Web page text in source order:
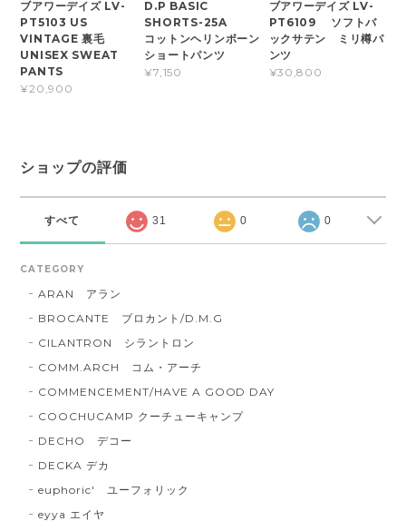
ブアワーデイズ LV-
PT5103 US
VINTAGE 裏毛
UNISEX SWEAT
PANTS
¥20,900
D.P BASIC
SHORTS-25A
コットンヘリンボーン
ショートパンツ
¥7,150
ブアワーデイズ LV-
PT6109 ソフトバ
ックサテン ミリ樽パ
ンツ
¥30,800
ショップの評価
すべて 31 0 0
CATEGORY
ARAN アラン
BROCANTE ブロカント/D.M.G
CILANTRON シラントロン
COMM.ARCH コム・アーチ
COMMENCEMENT/HAVE A GOOD DAY
COOCHUCAMP クーチューキャンプ
DECHO デコー
DECKA デカ
euphoric' ユーフォリック
eyya エイヤ